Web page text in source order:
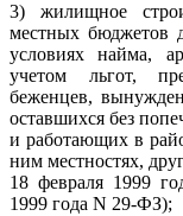
3) жилищное
местных бюджетов
условиях найма,
учетом льгот,
беженцев,
оставшихся без
и работающих в
ним местностях,
18 февраля 1999
1999 года N 29-ФЗ);